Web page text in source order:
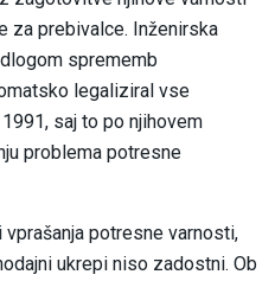
za prebivalce. Inženirska
sprememb
legaliziral vse
saj to po njihovem
problema potresne
potresne varnosti,
ukrepi niso zadostni. Ob